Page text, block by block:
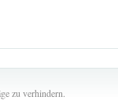
zu verhindern.